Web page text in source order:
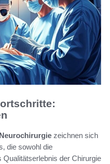
Neurochirurgie zeichnen sich
die sowohl die
der Chirurgie